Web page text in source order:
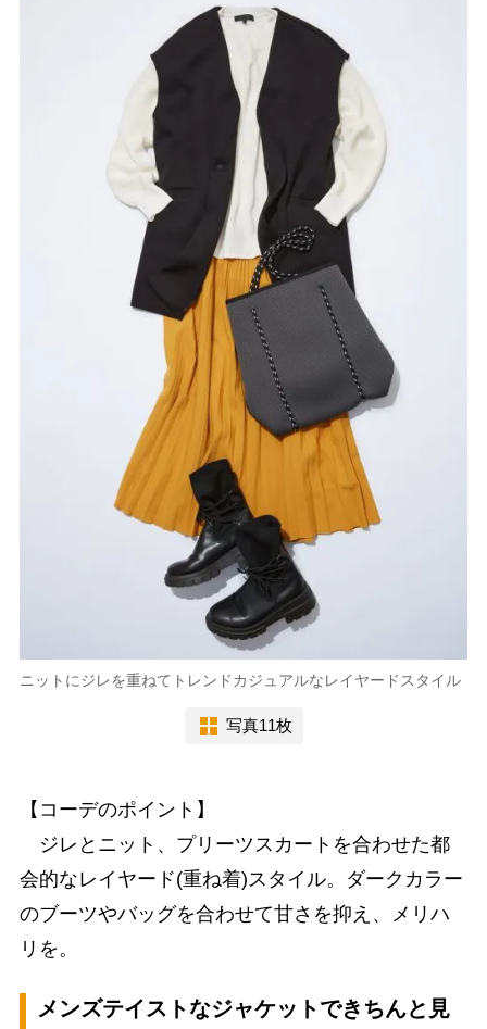
ニットにジレを重ねてトレンドカジュアルなレイヤードスタイル
写真11枚
【コーデのポイント】
ジレとニット、プリーツスカートを合わせた都
会的なレイヤード(重ね着)スタイル。ダークカラー
のブーツやバッグを合わせて甘さを抑え、メリハ
リを。
メンズテイストなジャケットできちんと見